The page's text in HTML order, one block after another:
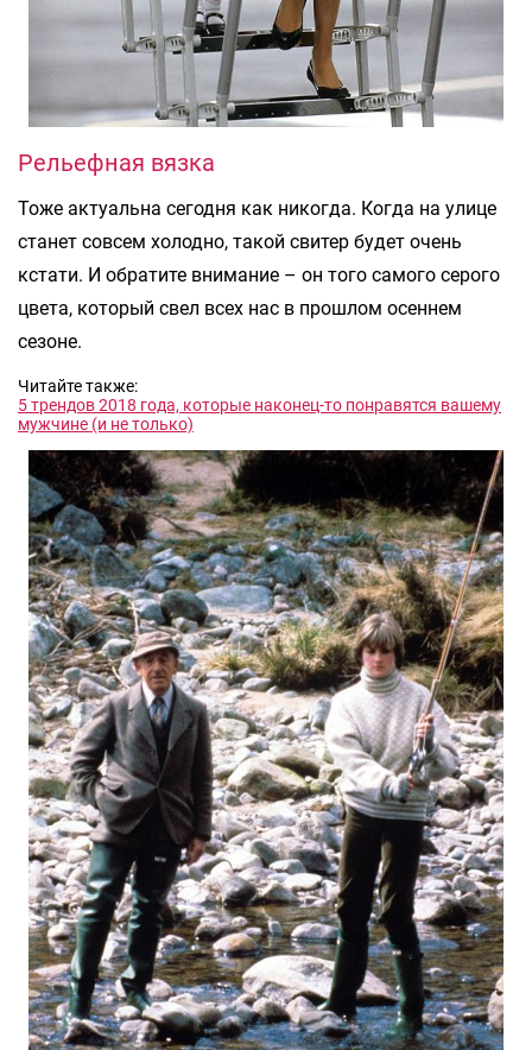
Рельефная вязка
Тоже актуальна сегодня как никогда. Когда на улице
станет совсем холодно, такой свитер будет очень
кстати. И обратите внимание – он того самого серого
цвета, который свел всех нас в прошлом осеннем
сезоне.
Читайте также:
5 трендов 2018 года, которые наконец-то понравятся вашему
мужчине (и не только)